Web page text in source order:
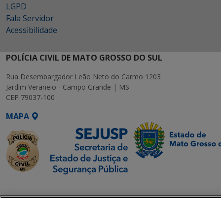
LGPD
Fala Servidor
Acessibilidade
POLÍCIA CIVIL DE MATO GROSSO DO SUL
Rua Desembargador Leão Neto do Carmo 1203
Jardim Veraneio - Campo Grande | MS
CEP 79037-100
MAPA